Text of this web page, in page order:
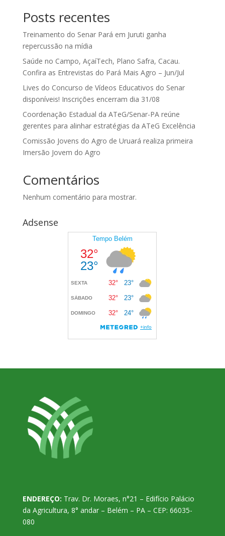
Posts recentes
Treinamento do Senar Pará em Juruti ganha
repercussão na mídia
Saúde no Campo, AçaíTech, Plano Safra, Cacau.
Confira as Entrevistas do Pará Mais Agro – Jun/Jul
Lives do Concurso de Vídeos Educativos do Senar
disponíveis! Inscrições encerram dia 31/08
Coordenação Estadual da ATeG/Senar-PA reúne
gerentes para alinhar estratégias da ATeG Excelência
Comissão Jovens do Agro de Uruará realiza primeira
Imersão Jovem do Agro
Comentários
Nenhum comentário para mostrar.
Adsense
ENDEREÇO: Trav. Dr. Moraes, n°21 – Edifício Palácio
da Agricultura, 8° andar – Belém – PA – CEP: 66035-
080